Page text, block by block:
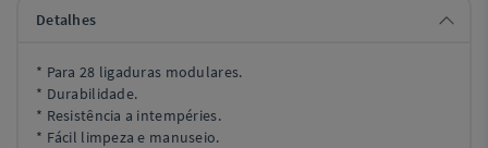
Detalhes
* Para 28 ligaduras modulares.
* Durabilidade.
* Resistência a intempéries.
* Fácil limpeza e manuseio.